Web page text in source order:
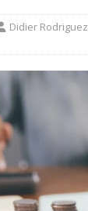
Didier Rodriguez